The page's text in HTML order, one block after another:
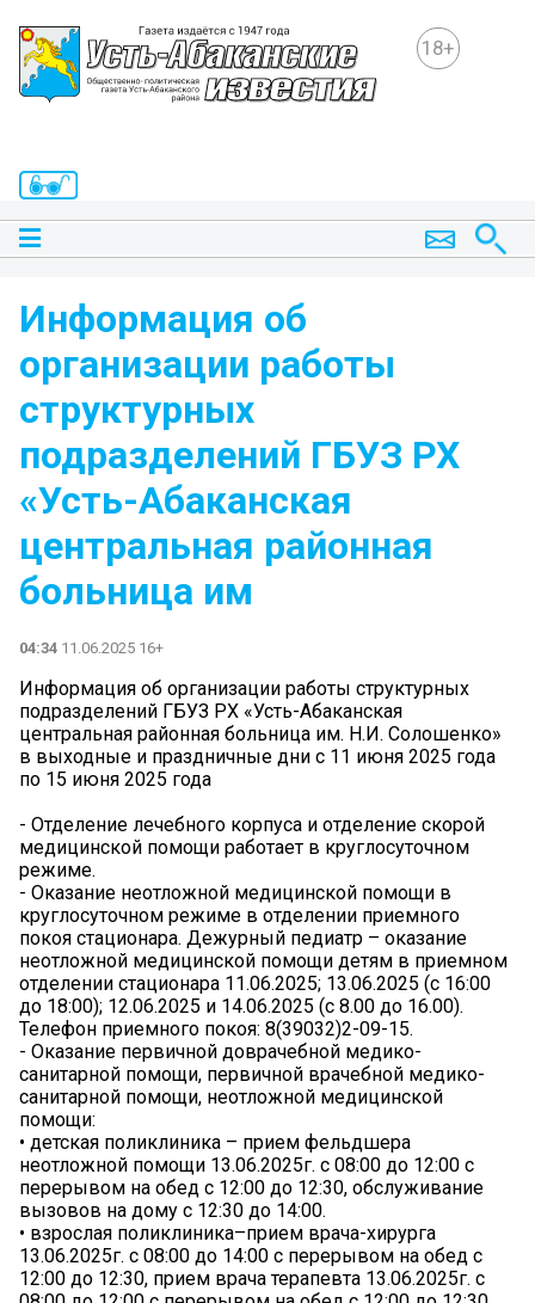
18+
Информация об
организации работы
структурных
подразделений ГБУЗ РХ
«Усть-Абаканская
центральная районная
больница им
04:34 11.06.2025 16+
Информация об организации работы структурных
подразделений ГБУЗ РХ «Усть-Абаканская
центральная районная больница им. Н.И. Солошенко»
в выходные и праздничные дни с 11 июня 2025 года
по 15 июня 2025 года
- Отделение лечебного корпуса и отделение скорой
медицинской помощи работает в круглосуточном
режиме.
- Оказание неотложной медицинской помощи в
круглосуточном режиме в отделении приемного
покоя стационара. Дежурный педиатр – оказание
неотложной медицинской помощи детям в приемном
отделении стационара 11.06.2025; 13.06.2025 (с 16:00
до 18:00); 12.06.2025 и 14.06.2025 (с 8.00 до 16.00).
Телефон приемного покоя: 8(39032)2-09-15.
- Оказание первичной доврачебной медико-
санитарной помощи, первичной врачебной медико-
санитарной помощи, неотложной медицинской
помощи:
• детская поликлиника – прием фельдшера
неотложной помощи 13.06.2025г. с 08:00 до 12:00 с
перерывом на обед с 12:00 до 12:30, обслуживание
вызовов на дому с 12:30 до 14:00.
• взрослая поликлиника–прием врача-хирурга
13.06.2025г. с 08:00 до 14:00 с перерывом на обед с
12:00 до 12:30, прием врача терапевта 13.06.2025г. с